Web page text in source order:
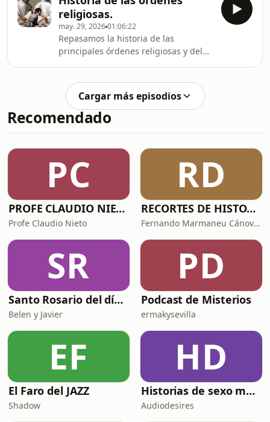
religiosas.
may. 29, 202601:06:22
Repasamos la historia de las
principales órdenes religiosas y del
fundamental para entender gran
parte del arte y la política de nuestro
pasado.
Cargar más episodios
Recomendado
PC
PROFE CLAUDIO NIETO
Profe Claudio Nieto
RD
RECORTES DE HISTORIA Y CIENCIA
Fernando Marmaneu Cánovas
SR
Santo Rosario del día. 🙏 Reza con nosotros en castellano 🇪🇸
Belen y Javier
PD
Podcast de Misterios
ermakysevilla
EF
El Faro del JAZZ
Shadow
HD
Historias de sexo muy intensas y calientes
Audiodesires